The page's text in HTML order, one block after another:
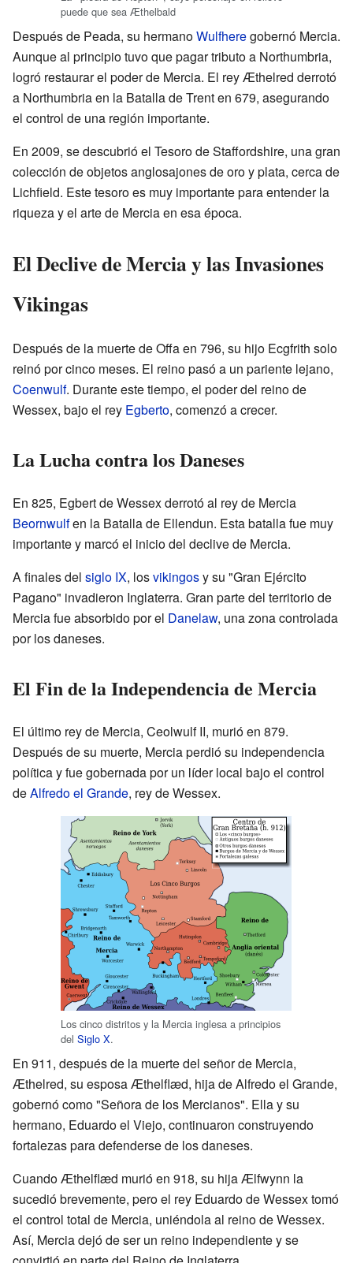
puede que sea Æthelbald
Después de Peada, su hermanoWulfheregobernó Mercia.
Aunque al principio tuvo que pagar tributo a Northumbria,
logró restaurar el poder de Mercia. El rey Æthelred derrotó
a Northumbria en la Batalla de Trent en 679, asegurando
el control de una región importante.
En 2009, se descubrió el Tesoro de Staffordshire, una gran
colección de objetos anglosajones de oro y plata, cerca de
Lichfield. Este tesoro es muy importante para entender la
riqueza y el arte de Mercia en esa época.
El Declive de Mercia y las Invasiones
Vikingas
Después de la muerte de Offa en 796, su hijo Ecgfrith solo
reinó por cinco meses. El reino pasó a un pariente lejano,
Coenwulf. Durante este tiempo, el poder del reino de
Wessex, bajo el rey Egberto, comenzó a crecer.
La Lucha contra los Daneses
En 825, Egbert de Wessex derrotó al rey de Mercia
Beornwulfen la Batalla de Ellendun. Esta batalla fue muy
importante y marcó el inicio del declive de Mercia.
A finales del siglo IX, losvikingosy su "Gran Ejército
Pagano" invadieron Inglaterra. Gran parte del territorio de
Mercia fue absorbido por el Danelaw, una zona controlada
por los daneses.
El Fin de la Independencia de Mercia
El último rey de Mercia, Ceolwulf II, murió en 879.
Después de su muerte, Mercia perdió su independencia
política y fue gobernada por un líder local bajo el control
deAlfredo el Grande, rey de Wessex.
Los cinco distritos y la Mercia inglesa a principios
del Siglo X.
En 911, después de la muerte del señor de Mercia,
Æthelred, su esposa Æthelflæd, hija de Alfredo el Grande,
gobernó como "Señora de los Mercianos". Ella y su
hermano, Eduardo el Viejo, continuaron construyendo
fortalezas para defenderse de los daneses.
Cuando Æthelflæd murió en 918, su hija Ælfwynn la
sucedió brevemente, pero el rey Eduardo de Wessex tomó
el control total de Mercia, uniéndola al reino de Wessex.
Así, Mercia dejó de ser un reino independiente y se